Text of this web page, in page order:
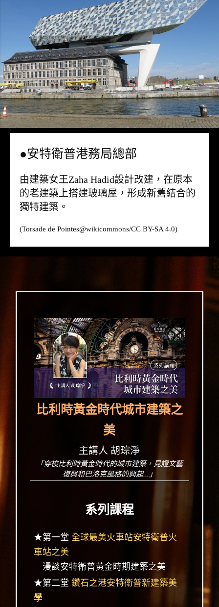
●安特衛普港務局總部
由建築女王Zaha Hadid設計改建，在原本
的老建築上搭建玻璃屋，形成新舊結合的
獨特建築。
(Torsade de Pointes@wikicommons/CC BY-SA 4.0)
比利時黃金時代城市建築之
美
主講人 胡琮淨
「穿梭比利時黃金時代的城市建築，見證文藝
復興和巴洛克風格的興起...」
系列課程
★第一堂 全球最美火車站安特衛普火
車站之美
漫談安特衛普黃金時期建築之美
★第二堂 鑽石之港安特衛普新建築美
學